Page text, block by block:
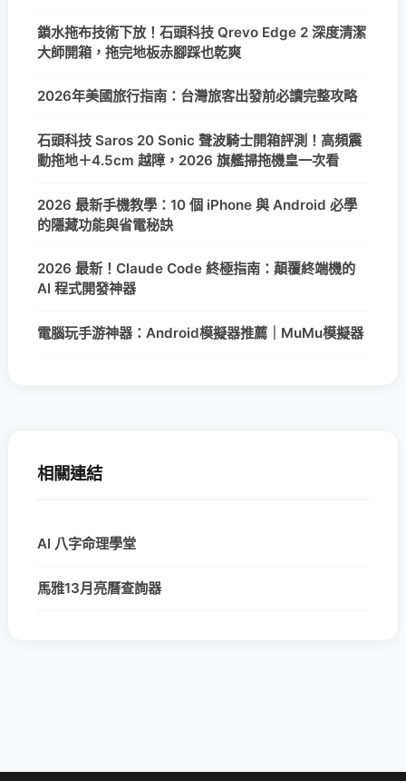
鎖水拖布技術下放！石頭科技 Qrevo Edge 2 深度清潔
大師開箱，拖完地板赤腳踩也乾爽
2026年美國旅行指南：台灣旅客出發前必讀完整攻略
石頭科技 Saros 20 Sonic 聲波騎士開箱評測！高頻震
動拖地＋4.5cm 越障，2026 旗艦掃拖機皇一次看
2026 最新手機教學：10 個 iPhone 與 Android 必學
的隱藏功能與省電秘訣
2026 最新！Claude Code 終極指南：顛覆終端機的
AI 程式開發神器
電腦玩手游神器：Android模擬器推薦｜MuMu模擬器
相關連結
AI 八字命理學堂
馬雅13月亮曆查詢器